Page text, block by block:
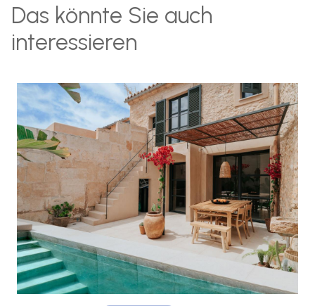
Das könnte Sie auch
interessieren